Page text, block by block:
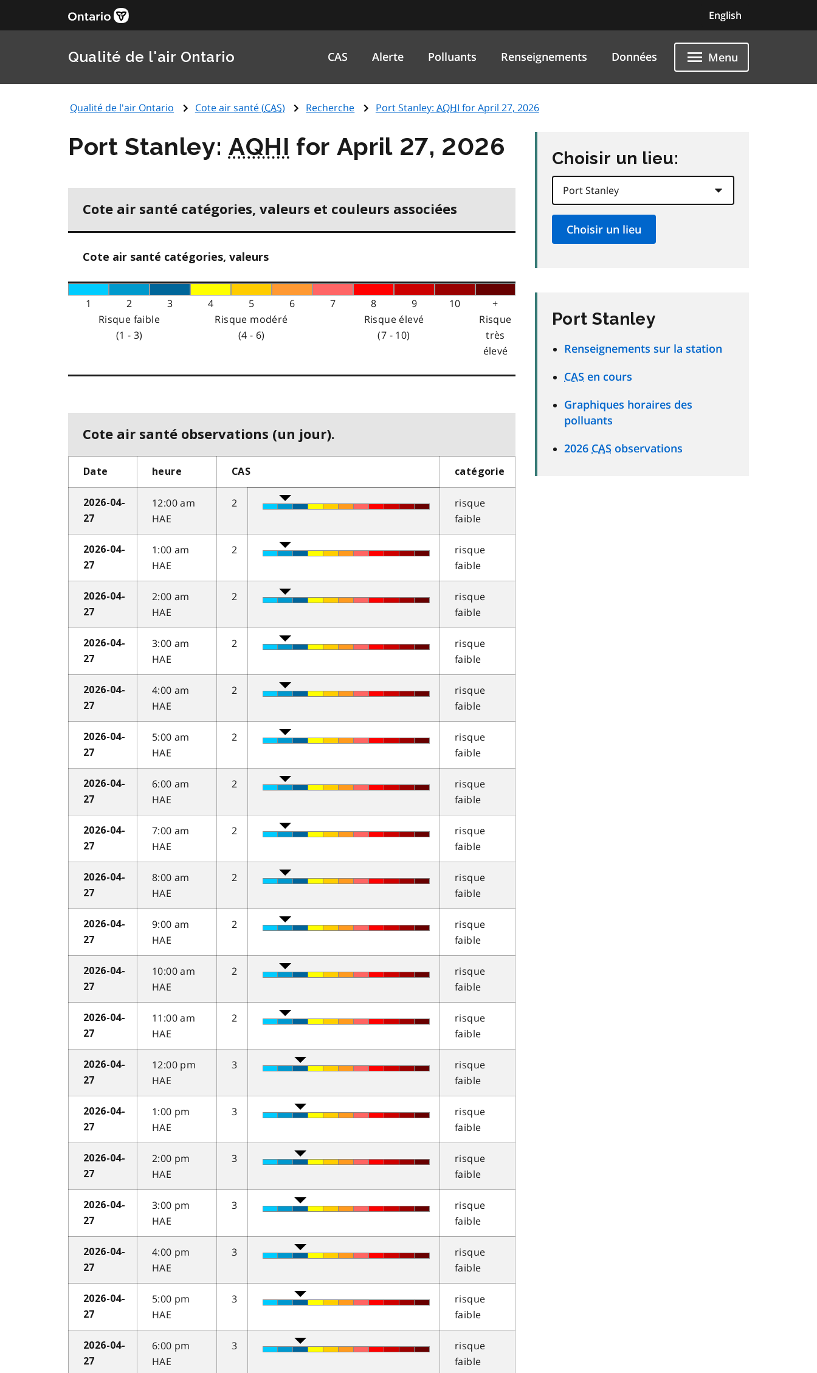
English
Qualité de l'air Ontario CAS Alerte Polluants Renseignements Données Menu
Qualité de l'air Ontario Cote air santé (CAS) Recherche Port Stanley: AQHI for April 27, 2026
Port Stanley: AQHI for April 27, 2026
Cote air santé catégories, valeurs et couleurs associées
Cote air santé catégories, valeurs
1 2 3 4 5 6 7 8 9 10
+
Risque faible
(1 - 3)
Risque modéré
(4 - 6)
Risque élevé
(7 - 10)
Risque
très
élevé
Cote air santé observations (un jour).
Date heure CAS catégorie
2026-04-
27
12:00 am
HAE
2
risque
faible
2026-04-
27
1:00 am
HAE
2
risque
faible
2026-04-
27
2:00 am
HAE
2
risque
faible
2026-04-
27
3:00 am
HAE
2
risque
faible
2026-04-
27
4:00 am
HAE
2
risque
faible
2026-04-
27
5:00 am
HAE
2
risque
faible
2026-04-
27
6:00 am
HAE
2
risque
faible
2026-04-
27
7:00 am
HAE
2
risque
faible
2026-04-
27
8:00 am
HAE
2
risque
faible
2026-04-
27
9:00 am
HAE
2
risque
faible
2026-04-
27
10:00 am
HAE
2
risque
faible
2026-04-
27
11:00 am
HAE
2
risque
faible
2026-04-
27
12:00 pm
HAE
3
risque
faible
2026-04-
27
1:00 pm
HAE
3
risque
faible
2026-04-
27
2:00 pm
HAE
3
risque
faible
2026-04-
27
3:00 pm
HAE
3
risque
faible
2026-04-
27
4:00 pm
HAE
3
risque
faible
2026-04-
27
5:00 pm
HAE
3
risque
faible
2026-04-
27
6:00 pm
HAE
3
risque
faible
Choisir un lieu:
Port Stanley
Renseignements sur la station
CAS en cours
Graphiques horaires des
polluants
2026 CAS observations